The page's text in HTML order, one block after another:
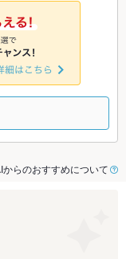
◎
からのおすすめについて